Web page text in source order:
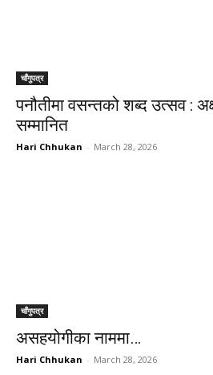
चाँगुपत्र
पनौतीमा वसन्तको शब्द उत्सव :
सम्मानित
Hari Chhukan - March 28, 2026
चाँगुपत्र
असहयोगीका नाममा…
Hari Chhukan - March 28, 2026